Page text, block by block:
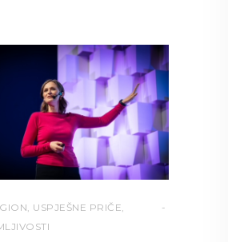
USPJEŠNE PRIČE